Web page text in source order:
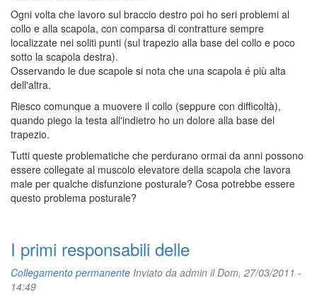
Ogni volta che lavoro sul braccio destro poi ho seri problemi al
collo e alla scapola, con comparsa di contratture sempre
localizzate nei soliti punti (sul trapezio alla base del collo e poco
sotto la scapola destra).
Osservando le due scapole si nota che una scapola é più alta
dell'altra.
Riesco comunque a muovere il collo (seppure con difficoltà),
quando piego la testa all'indietro ho un dolore alla base del
trapezio.
Tutti queste problematiche che perdurano ormai da anni possono
essere collegate al muscolo elevatore della scapola che lavora
male per qualche disfunzione posturale? Cosa potrebbe essere
questo problema posturale?
I primi responsabili delle
Collegamento permanente Inviato da admin il Dom, 27/03/2011 -
14:49